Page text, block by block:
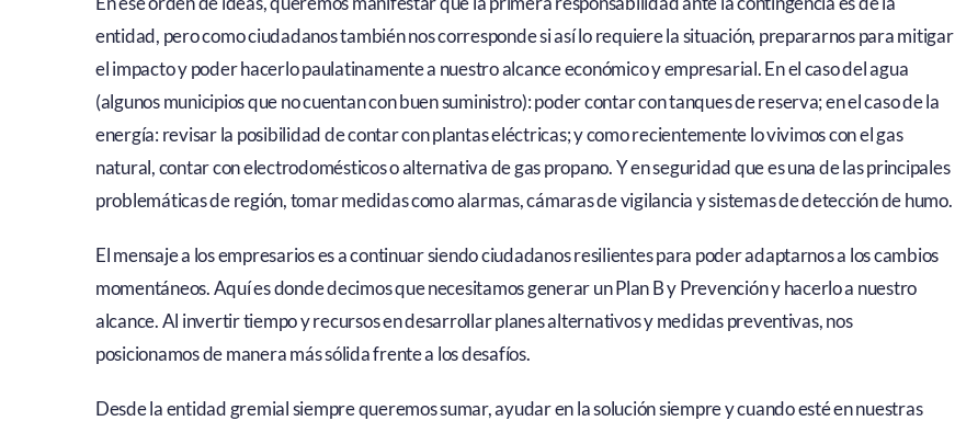
entidad, pero como ciudadanos también nos corresponde si así lo requiere la situación, prepararnos para mitigar
el impacto y poder hacerlo paulatinamente a nuestro alcance económico y empresarial. En el caso del agua
(algunos municipios que no cuentan con buen suministro): poder contar con tanques de reserva; en el caso de la
energía: revisar la posibilidad de contar con plantas eléctricas; y como recientemente lo vivimos con el gas
natural, contar con electrodomésticos o alternativa de gas propano. Y en seguridad que es una de las principales
problemáticas de región, tomar medidas como alarmas, cámaras de vigilancia y sistemas de detección de humo.
El mensaje a los empresarios es a continuar siendo ciudadanos resilientes para poder adaptarnos a los cambios
momentáneos. Aquí es donde decimos que necesitamos generar un Plan B y Prevención y hacerlo a nuestro
alcance. Al invertir tiempo y recursos en desarrollar planes alternativos y medidas preventivas, nos
posicionamos de manera más sólida frente a los desafíos.
Desde la entidad gremial siempre queremos sumar, ayudar en la solución siempre y cuando esté en nuestras